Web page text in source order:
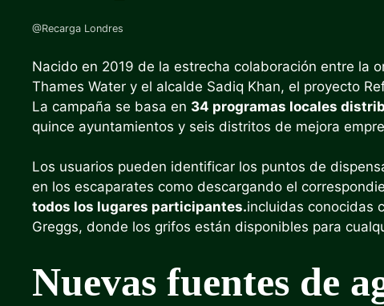
@Recarga Londres
Nacido en 2019 de la estrecha colaboración entre la
Thames Water y el alcalde Sadiq Khan, el proyecto
La campaña se basa en 34 programas locales
quince ayuntamientos y seis distritos de mejora
Los usuarios pueden identificar los puntos de
en los escaparates como descargando el
todos los lugares participantes.incluidas conocidas
Greggs, donde los grifos están disponibles para
Nuevas fuentes de